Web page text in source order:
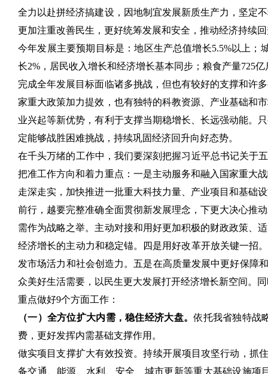
全力以赴拼经济搞建设，因地制宜发展新质生产力，坚定
更加注重改善民生，更好统筹发展和安全，推动经济持续
今年发展主要预期目标是：地区生产总值增长5.5%以上；
长2%，居民收入增长和经济增长基本同步；粮食产量725
完成全年发展目标面临诸多挑战，但也有较好的支撑和许
家重大政策加力提效，也有独特的科教资源、产业基础和
业兴起等新优势，有利于支撑当期稳增长、长远强动能。
定能够战胜困难挑战，持续巩固经济回升向好态势。
在千头万绪的工作中，我们要深刻把握习近平总书记关于
把准工作方向和着力重点：一是主动服务和融入国家重大
走深走实，加快推进一批重大科技力量、产业项目和基础
前行，越要完整准确全面贯彻新发展理念，下更大决心推
需作为战略之举。主动对接和用好更加积极的财政政策、
经济增长的主动力和稳定锚。四是用好改革开放关键一招
发市场活力和社会创造力。五是在高质量发展中更好保障
众美好生活需要，以民生更大发展打开经济增长新空间。
重点做好9个方面工作：
（一）全方位扩大内需，稳住经济大盘。依托我省独特战
费，更好发挥内需基础支撑作用。
做实项目支撑扩大有效投资。持续开展项目攻坚行动，抓
备交通、能源、水利、安全、城市更新等重大基础设施